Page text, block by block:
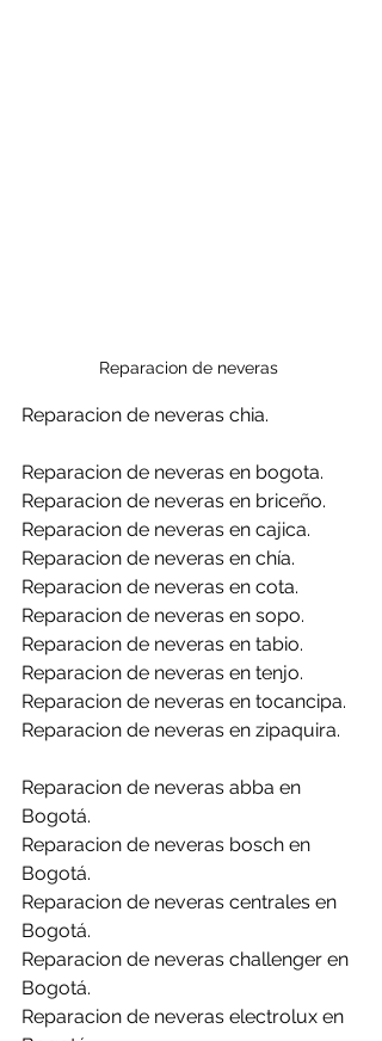
Reparacion de neveras
Reparacion de neveras chia.
Reparacion de neveras en bogota.
Reparacion de neveras en briceño.
Reparacion de neveras en cajica.
Reparacion de neveras en chía.
Reparacion de neveras en cota.
Reparacion de neveras en sopo.
Reparacion de neveras en tabio.
Reparacion de neveras en tenjo.
Reparacion de neveras en tocancipa.
Reparacion de neveras en zipaquira.
Reparacion de neveras abba en
Bogotá.
Reparacion de neveras bosch en
Bogotá.
Reparacion de neveras centrales en
Bogotá.
Reparacion de neveras challenger en
Bogotá.
Reparacion de neveras electrolux en